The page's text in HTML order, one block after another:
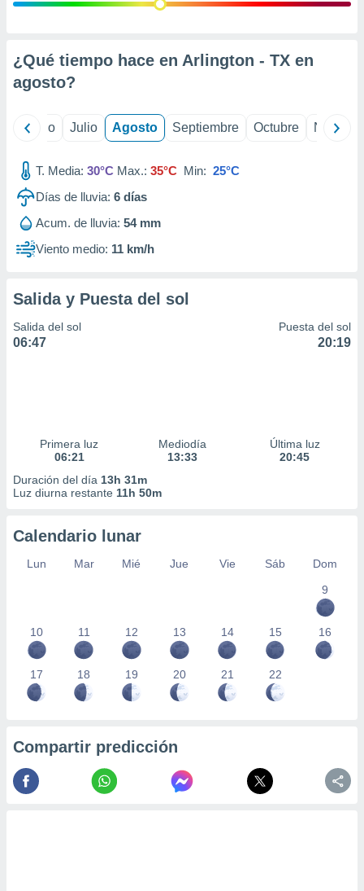
e
mediante
de
1199
¿Qué tiempo hace en Arlington - TX en
agosto?
Junio Julio Agosto Septiembre Octubre
T. Media: 30°C Max.: 35°C Min: 25°C
Días de lluvia: 6 días
Acum. de lluvia: 54 mm
Viento medio: 11 km/h
Salida y Puesta del sol
Salida del sol
06:47
Puesta del sol
20:19
Primera luz
06:21
Mediodía
13:33
Última luz
20:45
Duración del día 13h 31m
Luz diurna restante 11h 50m
Calendario lunar
Lun Mar Mié Jue Vie Sáb
Dom
9
10 11 12 13 14 15 16
17 18 19 20 21 22
Compartir predicción